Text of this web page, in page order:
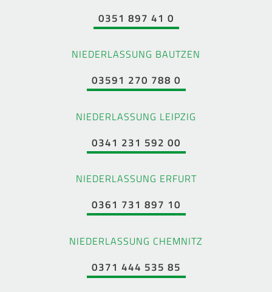
0351 897 41 0
NIEDERLASSUNG BAUTZEN
03591 270 788 0
NIEDERLASSUNG LEIPZIG
0341 231 592 00
NIEDERLASSUNG ERFURT
0361 731 897 10
NIEDERLASSUNG CHEMNITZ
0371 444 535 85